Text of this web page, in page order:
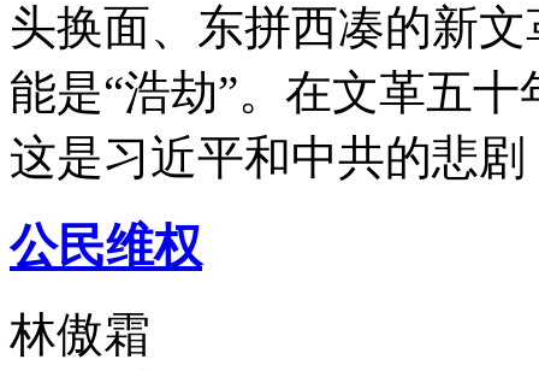
头换面、东拼西凑的新
能是“浩劫”。在文革五
这是习近平和中共的悲
公民维权
林傲霜